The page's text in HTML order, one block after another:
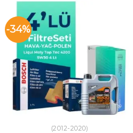
-34%
(2012-2020)